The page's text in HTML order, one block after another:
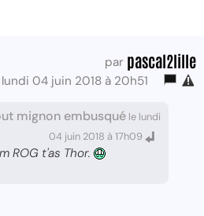
par pascal2lille
lundi 04 juin 2018 à 20h51
mignon embusqué le lundi
04 juin 2018 à 17h09
ROG t'as Thor.